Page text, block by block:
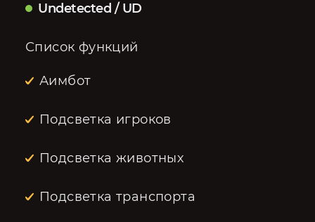
Undetected / UD
Список функций
Аимбот
Подсветка игроков
Подсветка животных
Подсветка транспорта